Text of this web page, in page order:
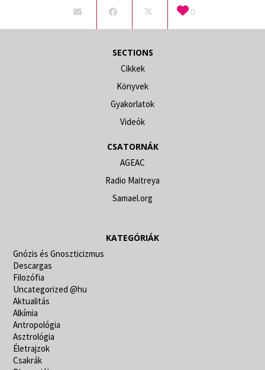
0
SECTIONS
Cikkek
Könyvek
Gyakorlatok
Videók
CSATORNÁK
AGEAC
Radio Maitreya
Samael.org
KATEGÓRIÁK
Gnózis és Gnoszticizmus
Descargas
Filozófia
Uncategorized @hu
Aktualitás
Alkímia
Antropológia
Asztrológia
Életrajzok
Csakrák